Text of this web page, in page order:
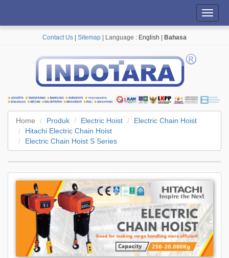
Contact Us Sitemap | Language : English Bahasa
Home Produk Electric Hoist
Electric Chain Hoist
Hitachi Electric Chain Hoist
Electric Chain Hoist S Series